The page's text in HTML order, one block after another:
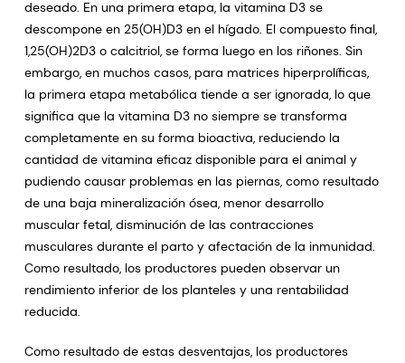
deseado. En una primera etapa, la vitamina D3 se
descompone en 25(OH)D3 en el hígado. El compuesto final,
1,25(OH)2D3 o calcitriol, se forma luego en los riñones. Sin
embargo, en muchos casos, para matrices hiperprolíficas,
la primera etapa metabólica tiende a ser ignorada, lo que
significa que la vitamina D3 no siempre se transforma
completamente en su forma bioactiva, reduciendo la
cantidad de vitamina eficaz disponible para el animal y
pudiendo causar problemas en las piernas, como resultado
de una baja mineralización ósea, menor desarrollo
muscular fetal, disminución de las contracciones
musculares durante el parto y afectación de la inmunidad.
Como resultado, los productores pueden observar un
rendimiento inferior de los planteles y una rentabilidad
reducida.
Como resultado de estas desventajas, los productores